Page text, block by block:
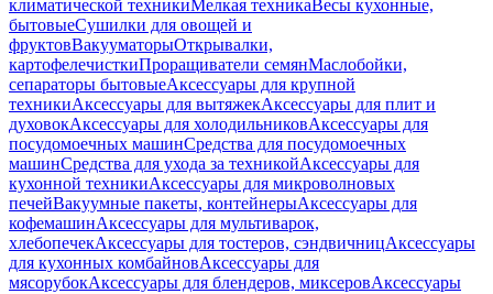
климатической техникиМелкая техникаВесы кухонные,
бытовыеСушилки для овощей и
фруктовВакууматорыОткрывалки,
картофелечисткиПроращиватели семянМаслобойки,
сепараторы бытовыеАксессуары для крупной
техникиАксессуары для вытяжекАксессуары для плит и
духовокАксессуары для холодильниковАксессуары для
посудомоечных машинСредства для посудомоечных
машинСредства для ухода за техникойАксессуары для
кухонной техникиАксессуары для микроволновых
печейВакуумные пакеты, контейнерыАксессуары для
кофемашинАксессуары для мультиварок,
хлебопечекАксессуары для тостеров, сэндвичницАксессуары
для кухонных комбайновАксессуары для
мясорубокАксессуары для блендеров, миксеровАксессуары